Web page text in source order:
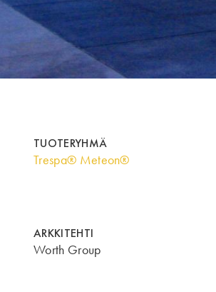
TUOTERYHMÄ
Trespa® Meteon®
ARKKITEHTI
Worth Group